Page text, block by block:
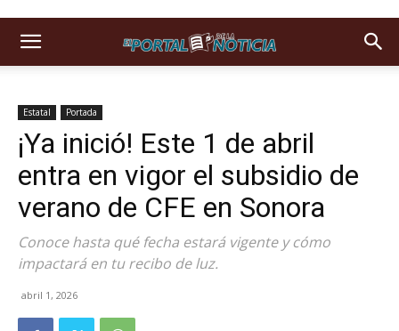
Estatal Portada
¡Ya inició! Este 1 de abril
entra en vigor el subsidio de
verano de CFE en Sonora
Conoce hasta qué fecha estará vigente y cómo
impactará en tu recibo de luz.
abril 1, 2026